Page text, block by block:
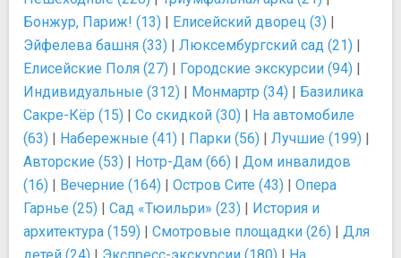
Бонжур, Париж! (13) | Елисейский дворец (3) |
Эйфелева башня (33) | Люксембургский сад (21) |
Елисейские Поля (27) | Городские экскурсии (94) |
Индивидуальные (312) | Монмартр (34) | Базилика
Сакре-Кёр (15) | Со скидкой (30) | На автомобиле
(63) | Набережные (41) | Парки (56) | Лучшие (199) |
Авторские (53) | Нотр-Дам (66) | Дом инвалидов
(16) | Вечерние (164) | Остров Сите (43) | Опера
Гарнье (25) | Сад «Тюильри» (23) | История и
архитектура (159) | Смотровые площадки (26) | Для